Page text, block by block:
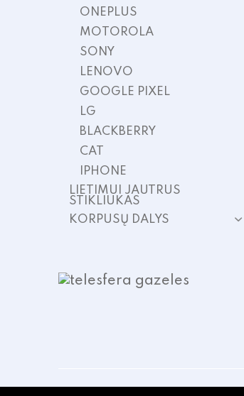
ONEPLUS
MOTOROLA
SONY
LENOVO
GOOGLE PIXEL
LG
BLACKBERRY
CAT
IPHONE
LIETIMUI JAUTRUS
STIKLIUKAS
KORPUSŲ DALYS